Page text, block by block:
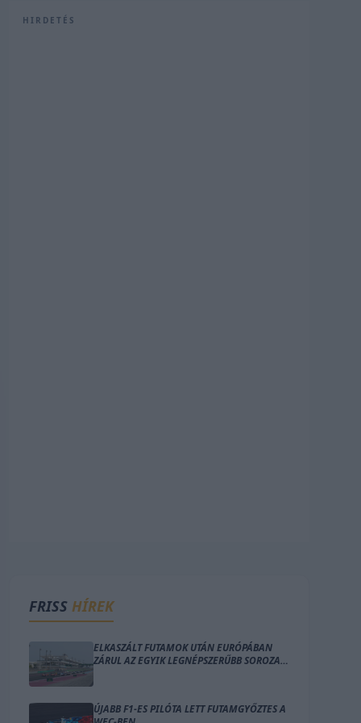
HIRDETÉS
FRISS HÍREK
ELKASZÁLT FUTAMOK UTÁN EURÓPÁBAN
ZÁRUL AZ EGYIK LEGNÉPSZERŰBB SOROZAT
ÚJABB F1-ES PILÓTA LETT FUTAMGYŐZTES A